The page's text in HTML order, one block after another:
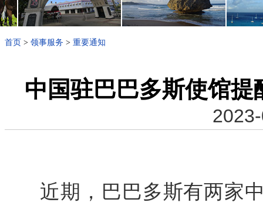
首页 > 领事服务 > 重要通知
中国驻巴巴多斯使馆
近期，巴巴多斯有两家